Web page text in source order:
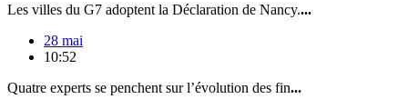
Les villes du G7 adoptent la Déclaration de Nancy....
28 mai
10:52
Quatre experts se penchent sur l’évolution des fin...